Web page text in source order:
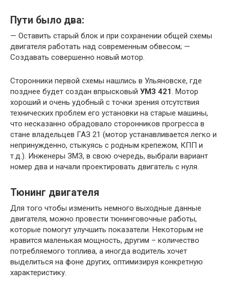
Пути было два:
— Оставить старый блок и при сохранении общей схемы
двигателя работать над современным обвесом; —
Создавать совершенно новый мотор.
Сторонники первой схемы нашлись в Ульяновске, где
позднее будет создан впрысковый УМЗ 421. Мотор
хороший и очень удобный с точки зрения отсутствия
технических проблем его установки на старые машины,
что несказанно обрадовало сторонников прогресса в
стане владельцев ГАЗ 21 (мотор устанавливается легко и
непринужденно, стыкуясь с родным крепежом, КПП и
т.д.). Инженеры ЗМЗ, в свою очередь, выбрали вариант
номер два и начали проектировать двигатель с нуля.
Тюнинг двигателя
Для того чтобы изменить немного выходные данные
двигателя, можно провести тюнинговочные работы,
которые помогут улучшить показатели. Некоторым не
нравится маленькая мощность, другим – количество
потребляемого топлива, а иногда водитель хочет
выделиться на фоне других, оптимизируя конкретную
характеристику.